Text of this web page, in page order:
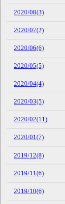
2020/08(3)
2020/07(2)
2020/06(6)
2020/05(5)
2020/04(4)
2020/03(5)
2020/02(11)
2020/01(7)
2019/12(8)
2019/11(6)
2019/10(6)